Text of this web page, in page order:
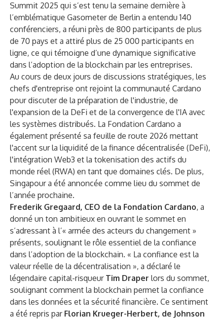
Summit 2025 qui s’est tenu la semaine dernière à
l’emblématique Gasometer de Berlin a entendu 140
conférenciers, a réuni près de 800 participants de plus
de 70 pays et a attiré plus de 25 000 participants en
ligne, ce qui témoigne d’une dynamique significative
dans l’adoption de la blockchain par les entreprises.
Au cours de deux jours de discussions stratégiques, les
chefs d'entreprise ont rejoint la communauté Cardano
pour discuter de la préparation de l'industrie, de
l'expansion de la DeFi et de la convergence de l'IA avec
les systèmes distribués. La Fondation Cardano a
également présenté sa feuille de route 2026 mettant
l'accent sur la liquidité de la finance décentralisée (DeFi),
l'intégration Web3 et la tokenisation des actifs du
monde réel (RWA) en tant que domaines clés. De plus,
Singapoura été annoncée comme lieu du sommet de
l’année prochaine.
Frederik Gregaard, CEO de la Fondation Cardano, a
donné un ton ambitieux en ouvrant le sommet en
s’adressant à l’« armée des acteurs du changement »
présents, soulignant le rôle essentiel de la confiance
dans l’adoption de la blockchain. « La confiance est la
valeur réelle de la décentralisation », a déclaré le
légendaire capital-risqueur Tim Draper lors du sommet,
soulignant comment la blockchain permet la confiance
dans les données et la sécurité financière. Ce sentiment
a été repris par Florian Krueger-Herbert, de Johnson